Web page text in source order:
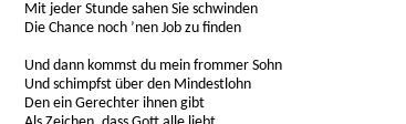
Mit jeder Stunde sahen Sie schwinden
Die Chance noch ’nen Job zu finden
Und dann kommst du mein frommer Sohn
Und schimpfst über den Mindestlohn
Den ein Gerechter ihnen gibt